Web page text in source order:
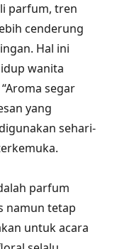
parfum, tren
cenderung
Hal ini
wanita
segar
yang
sehari-
parfum
namun tetap
untuk acara